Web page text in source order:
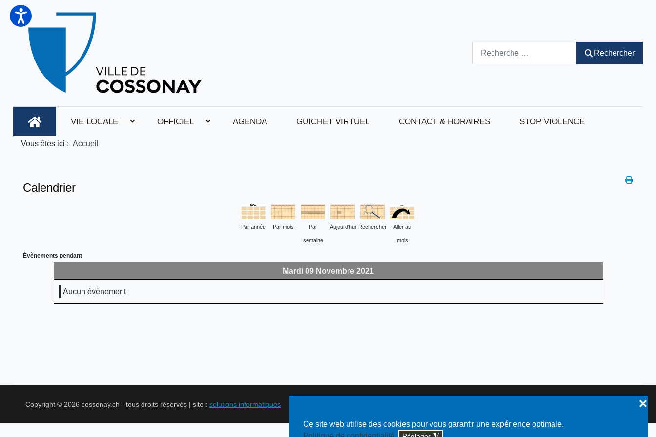
Ce site web utilise des cookies pour vous garantir une expérience optimale.
❌
Rechercher
VIE LOCALE OFFICIEL AGENDA GUICHET VIRTUEL CONTACT & HORAIRES STOP VIOLENCE
Vous êtes ici : Accueil
Calendrier
Par année Par mois Par
semaine
Aujourd'hui Rechercher Aller au
mois
Évènements pendant
Mardi 09 Novembre 2021
Aucun évènement
Copyright © 2026 cossonay.ch - tous droits réservés | site : solutions informatiques